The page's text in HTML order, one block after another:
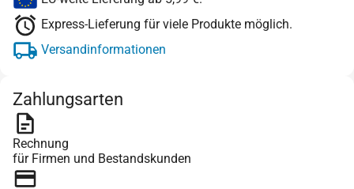
Express-Lieferung für viele Produkte möglich.
Versandinformationen
Zahlungsarten
Rechnung
für Firmen und Bestandskunden